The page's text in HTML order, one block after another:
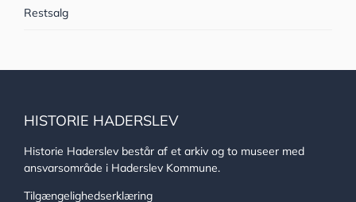
Restsalg
HISTORIE HADERSLEV
Historie Haderslev består af et arkiv og to museer med
ansvarsområde i Haderslev Kommune.
Tilgængelighedserklæring